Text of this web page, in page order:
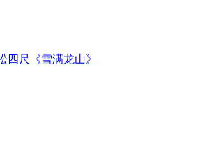
四尺《雪满龙山》